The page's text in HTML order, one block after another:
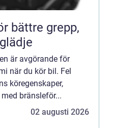
är avgörande för
när du kör bil. Fel
köregenskaper,
bränsleför...
02 augusti 2026